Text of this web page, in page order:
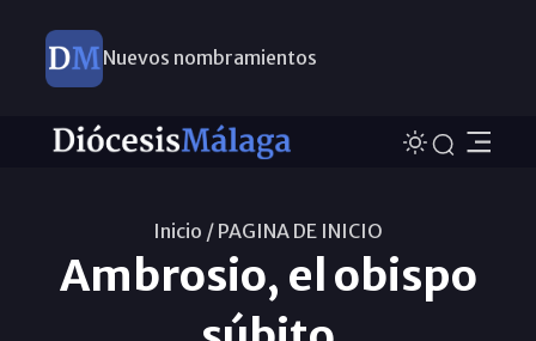
Nuevos nombramientos
Inicio / PAGINA DE INICIO
Ambrosio, el obispo